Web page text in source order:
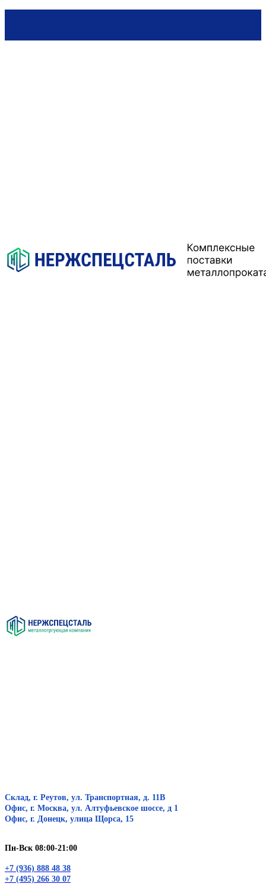
Склад, г. Реутов, ул. Транспортная, д. 11В
Офис, г. Москва, ул. Алтуфьевское шоссе, д 1
Офис, г. Донецк, улица Щорса, 15
Пн-Вск 08:00-21:00
+7 (936) 888 48 38
+7 (495) 266 30 07